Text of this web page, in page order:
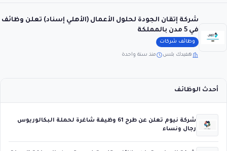
شركة إتقان الجودة لحلول الأعمال (الأهلي إسناد) تعلن وظائف
في 5 مدن بالمملكة
وظائف شركات
هفيدك بلس منذ سنة واحدة
أحدث الوظائف
شركة نيوم تعلن عن طرح 61 وظيفة شاغرة لحملة البكالوريوس
رجال ونساء